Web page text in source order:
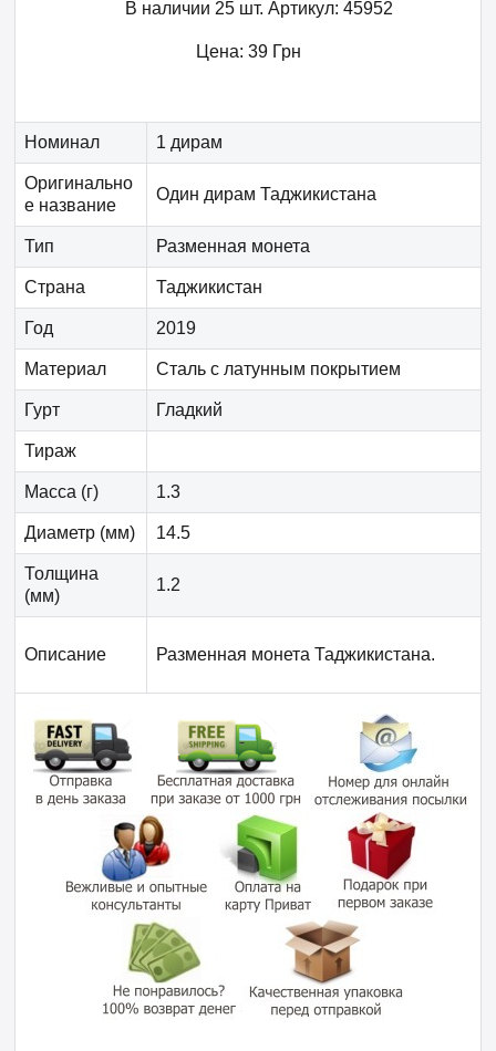
В наличии 25 шт. Артикул: 45952
Цена: 39 Грн
Номинал 1 дирам
Оригинально
е название
Один дирам Таджикистана
Тип Разменная монета
Страна Таджикистан
Год 2019
Материал Сталь с латунным покрытием
Гурт Гладкий
Тираж
Масса (г) 1.3
Диаметр (мм) 14.5
Толщина
(мм)
1.2
Описание Разменная монета Таджикистана.